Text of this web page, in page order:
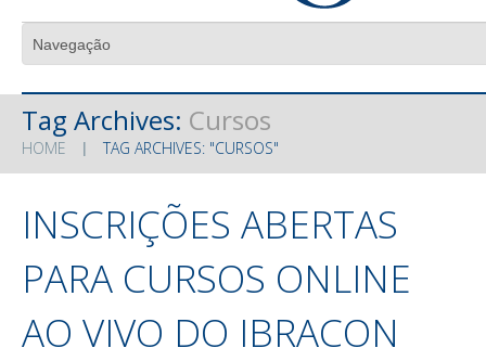
Tag Archives: Cursos
HOME TAG ARCHIVES: "CURSOS"
INSCRIÇÕES ABERTAS
PARA CURSOS ONLINE
AO VIVO DO IBRACON